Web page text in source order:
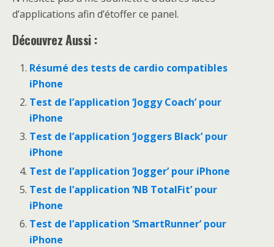
d’applications afin d’étoffer ce panel.
Découvrez Aussi :
Résumé des tests de cardio compatibles
iPhone
Test de l’application ‘Joggy Coach’ pour
iPhone
Test de l’application ‘Joggers Black’ pour
iPhone
Test de l’application ‘Jogger’ pour iPhone
Test de l’application ‘NB TotalFit’ pour
iPhone
Test de l’application ‘SmartRunner’ pour
iPhone